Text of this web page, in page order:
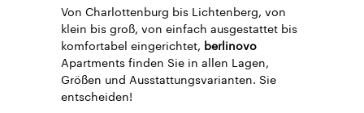
Von Charlottenburg bis Lichtenberg, von
klein bis groß, von einfach ausgestattet bis
komfortabel eingerichtet, berlinovo
Apartments finden Sie in allen Lagen,
Größen und Ausstattungsvarianten. Sie
entscheiden!